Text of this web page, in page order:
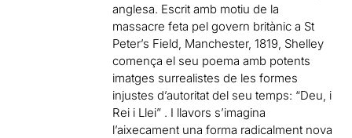
anglesa. Escrit amb motiu de la
massacre feta pel govern britànic a St
Peter’s Field, Manchester, 1819, Shelley
comença el seu poema amb potents
imatges surrealistes de les formes
injustes d’autoritat del seu temps: “Deu, i
Rei i Llei” . I llavors s’imagina
l’aixecament una forma radicalment nova